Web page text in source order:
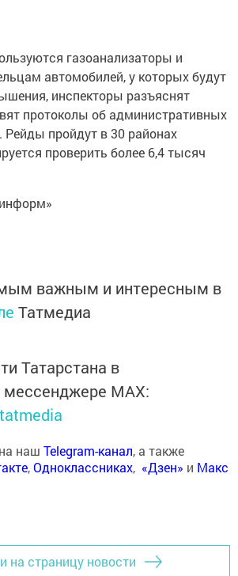
газоанализаторы и
автомобилей, у которых будут
инспекторы разъяснят
протоколы об административных
Рейды пройдут в 30 районах
проверить более 6,4 тысяч
важным и интересным в
Татмедиа
Татарстана в
мессенджере MАХ:
наш Telegram-канал, а также
,Одноклассниках, «Дзен» и Макс
на страницу новости